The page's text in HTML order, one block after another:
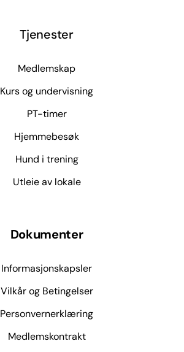
Tjenester
Medlemskap
Kurs og undervisning
PT-timer
Hjemmebesøk
Hund i trening
Utleie av lokale
Dokumenter
Informasjonskapsler
Vilkår og Betingelser
Personvernerklæring
Medlemskontrakt